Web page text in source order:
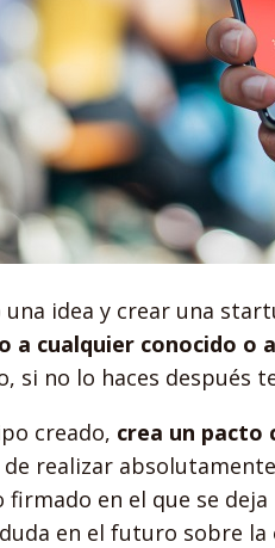
una idea y crear una
a cualquier conocido o
si no lo haces después
creado, crea un pacto
realizar
firmado en el que se
en el futuro sobre